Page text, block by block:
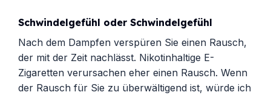
Schwindelgefühl oder Schwindelgefühl
Nach dem Dampfen verspüren Sie einen Rausch,
der mit der Zeit nachlässt. Nikotinhaltige E-
Zigaretten verursachen eher einen Rausch. Wenn
der Rausch für Sie zu überwältigend ist, würde ich